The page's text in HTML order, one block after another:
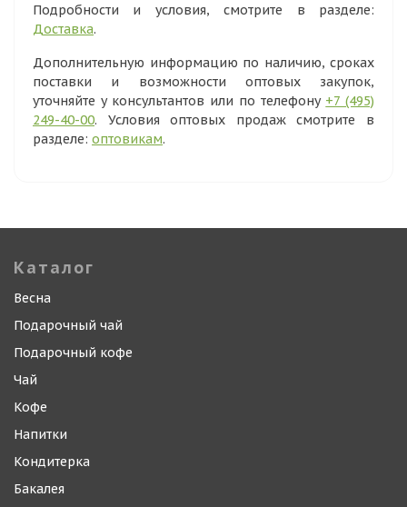
Подробности и условия, смотрите в разделе:
Доставка.
Дополнительную информацию по наличию, сроках
поставки и возможности оптовых закупок,
уточняйте у консультантов или по телефону +7 (495)
249-40-00. Условия оптовых продаж смотрите в
разделе: оптовикам.
Каталог
Весна
Подарочный чай
Подарочный кофе
Чай
Кофе
Напитки
Кондитерка
Бакалея